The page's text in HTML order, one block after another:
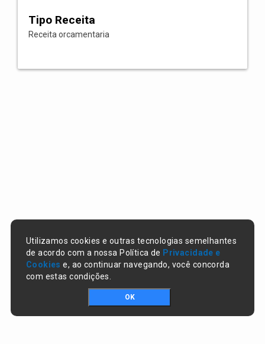
Tipo Receita
Receita orcamentaria
Utilizamos cookies e outras tecnologias semelhantes
de acordo com a nossa Política de Privacidade e
Cookies e, ao continuar navegando, você concorda
com estas condições.
OK